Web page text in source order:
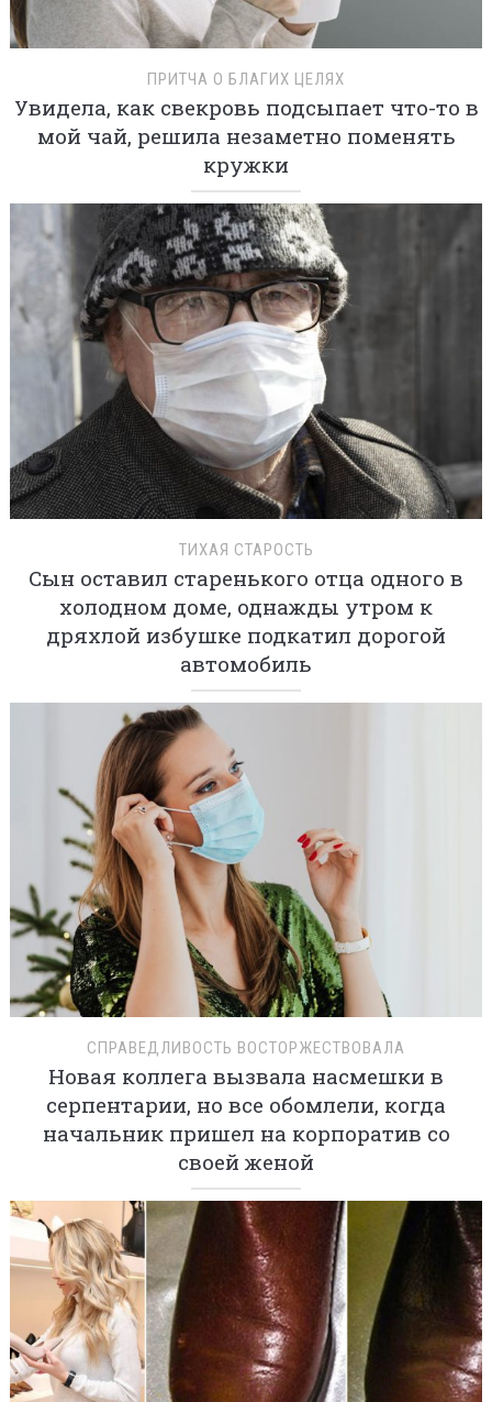
ПРИТЧА О БЛАГИХ ЦЕЛЯХ
Увидела, как свекровь подсыпает что-то в
мой чай, решила незаметно поменять
кружки
ТИХАЯ СТАРОСТЬ
Сын оставил старенького отца одного в
холодном доме, однажды утром к
дряхлой избушке подкатил дорогой
автомобиль
СПРАВЕДЛИВОСТЬ ВОСТОРЖЕСТВОВАЛА
Новая коллега вызвала насмешки в
серпентарии, но все обомлели, когда
начальник пришел на корпоратив со
своей женой